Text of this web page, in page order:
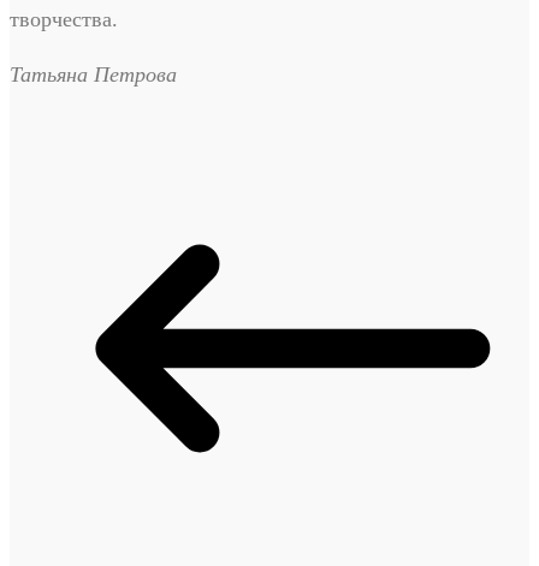
творчества.
Татьяна Петрова